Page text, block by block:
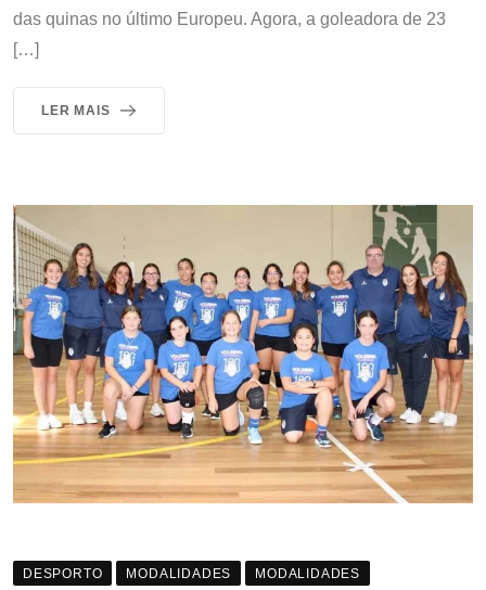
das quinas no último Europeu. Agora, a goleadora de 23
[…]
LER MAIS
DESPORTO MODALIDADES MODALIDADES